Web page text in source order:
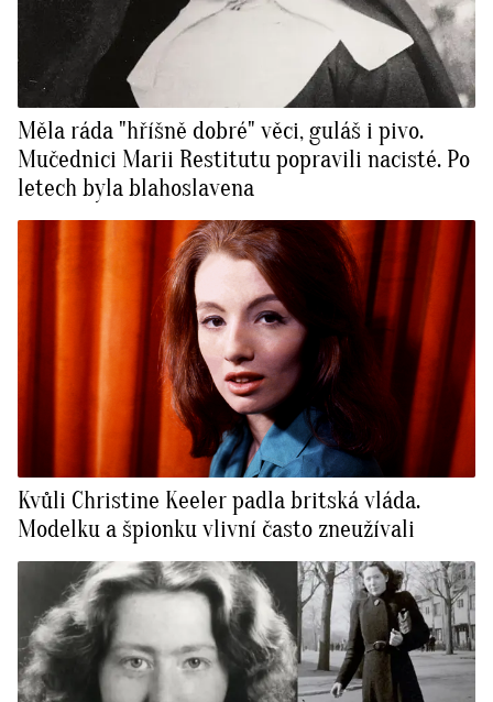
Měla ráda "hříšně dobré" věci, guláš i pivo.
Mučednici Marii Restitutu popravili nacisté. Po
letech byla blahoslavena
Kvůli Christine Keeler padla britská vláda.
Modelku a špionku vlivní často zneužívali